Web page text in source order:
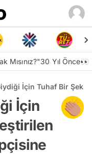
Mısınız?"30 Yıl Önce👀
İçin Tuhaf Bir
İçin